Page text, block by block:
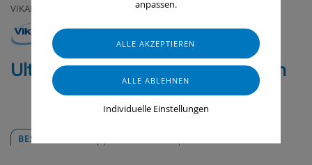
VIKAN
Ultra Hygienischer Stiel, 1000 mm
BESCHREIBUNG
anpassen.
Individuelle Einstellungen